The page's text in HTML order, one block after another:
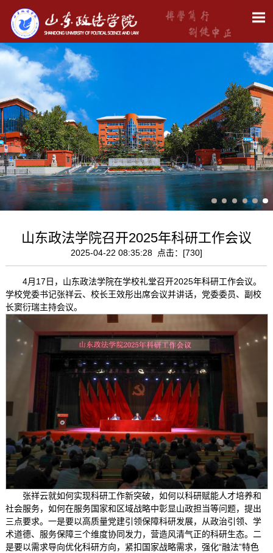
山东政法学院召开2025年科研工作会议
2025-04-22 08:35:28 点击：[730]
4月17日，山东政法学院在学校礼堂召开2025年科研工作会议。
学校党委书记张祥云、校长王效彤出席会议并讲话，党委委员、副校
长窦衍瑞主持会议。
张祥云就如何实现科研工作新突破，如何以科研赋能人才培养和
社会服务，如何在服务国家和区域战略中彰显山政担当等问题，提出
三点要求。一是要以高质量党建引领保障科研发展，从政治引领、学
术道德、服务保障三个维度协同发力，营造风清气正的科研生态。二
是要以需求导向优化科研方向，紧扣国家战略需求，强化“融法”特色